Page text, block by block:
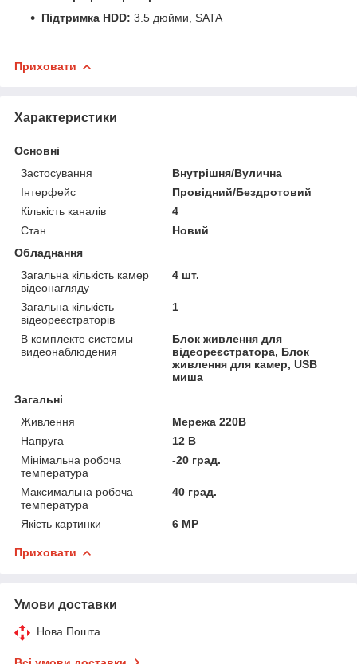
Підтримка HDD: 3.5 дюйми, SATA
Приховати
Характеристики
Основні
Застосування
Внутрішня/Вулична
Інтерфейс
Провідний/Бездротовий
Кількість каналів
4
Стан
Новий
Обладнання
Загальна кількість камер
відеонагляду
4 шт.
Загальна кількість
відеореєстраторів
1
В комплекте системы
видеонаблюдения
Блок живлення для
відеореєстратора, Блок
живлення для камер, USB
миша
Загальні
Живлення
Мережа 220В
Напруга
12 В
Мінімальна робоча
температура
-20 град.
Максимальна робоча
температура
40 град.
Якість картинки 6 MP
Приховати
Умови доставки
Нова Пошта